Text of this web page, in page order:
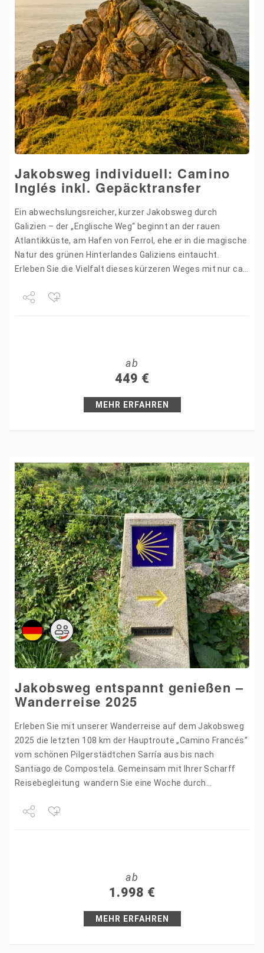
Jakobsweg individuell: Camino
Inglés inkl. Gepäcktransfer
Ein abwechslungsreicher, kurzer Jakobsweg durch
Galizien – der „Englische Weg“ beginnt an der rauen
Atlantikküste, am Hafen von Ferrol, ehe er in die magische
Natur des grünen Hinterlandes Galiziens eintaucht.
Erleben Sie die Vielfalt dieses kürzeren Weges mit nur ca.
ab
449 €
MEHR ERFAHREN
Jakobsweg entspannt genießen –
Wanderreise 2025
Erleben Sie mit unserer Wanderreise auf dem Jakobsweg
2025 die letzten 108 km der Hauptroute „Camino Francés“
vom schönen Pilgerstädtchen Sarría aus bis nach
Santiago de Compostela. Gemeinsam mit Ihrer Scharff
Reisebegleitung wandern Sie eine Woche durch
ab
1.998 €
MEHR ERFAHREN